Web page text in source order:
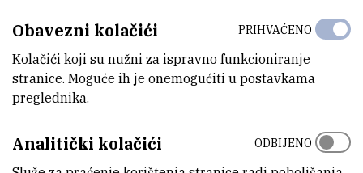
22.11.2013.
Obavezni kolačići
Kolačići koji su nužni za ispravno funkcioniranje
stranice. Moguće ih je onemogućiti u postavkama
preglednika.
PRIHVAĆENO
Analitički kolačići ODBIJENO